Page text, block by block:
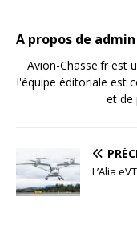
A propos de admin
Avion-Chasse.fr est
l'équipe éditoriale est
et de
L’Alia